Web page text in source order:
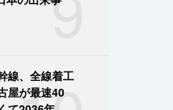
線、全線着工
屋が最速40